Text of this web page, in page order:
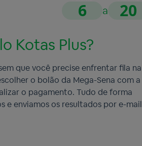
6 a 20
Kotas Plus?
que você precise enfrentar fila na
o bolão da Mega-Sena com a
o pagamento. Tudo de forma
e enviamos os resultados por e-mail